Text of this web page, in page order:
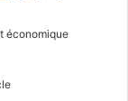
économique